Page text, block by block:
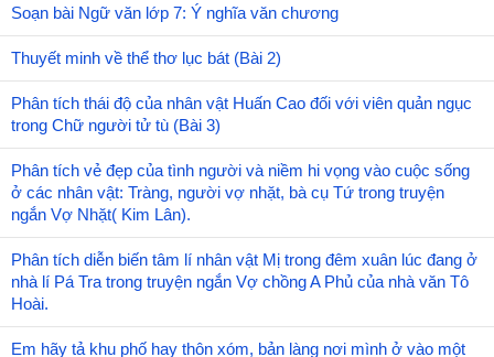
Soạn bài Ngữ văn lớp 7: Ý nghĩa văn chương
Thuyết minh về thể thơ lục bát (Bài 2)
Phân tích thái độ của nhân vật Huấn Cao đối với viên quản ngục
trong Chữ người tử tù (Bài 3)
Phân tích vẻ đẹp của tình người và niềm hi vọng vào cuộc sống
ở các nhân vật: Tràng, người vợ nhặt, bà cụ Tứ trong truyện
ngắn Vợ Nhặt( Kim Lân).
Phân tích diễn biến tâm lí nhân vật Mị trong đêm xuân lúc đang ở
nhà lí Pá Tra trong truyện ngắn Vợ chồng A Phủ của nhà văn Tô
Hoài.
Em hãy tả khu phố hay thôn xóm, bản làng nơi mình ở vào một